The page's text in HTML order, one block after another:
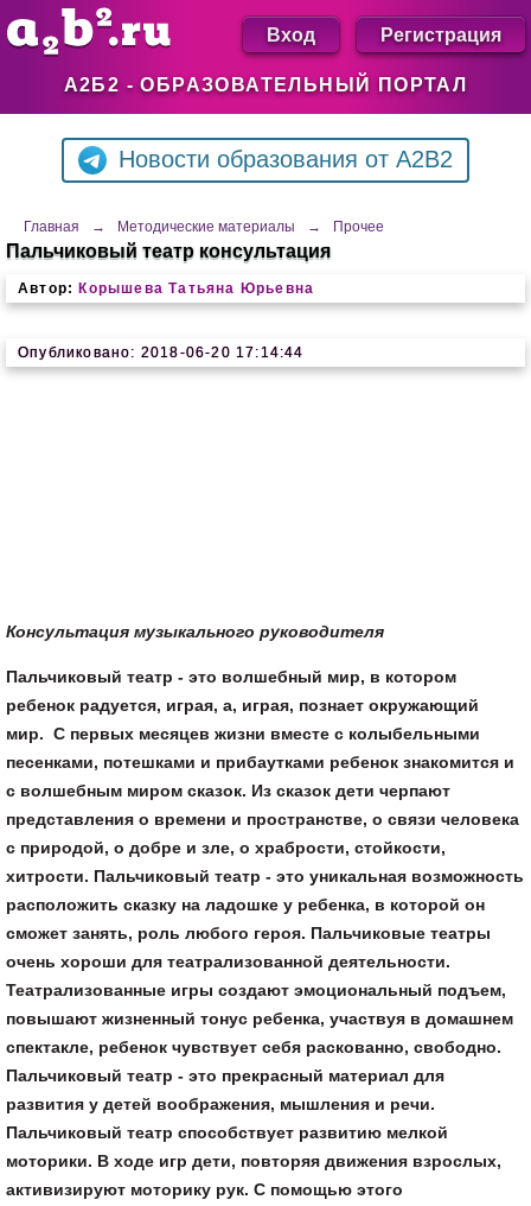
А2Б2 - ОБРАЗОВАТЕЛЬНЫЙ ПОРТАЛ
Вход Регистрация
Новости образования от A2B2
Главная → Методические материалы → Прочее
Пальчиковый театр консультация
Автор: Корышева Татьяна Юрьевна
Опубликовано: 2018-06-20 17:14:44
Консультация музыкального руководителя
Пальчиковый театр - это волшебный мир, в котором
ребенок радуется, играя, а, играя, познает окружающий
мир. С первых месяцев жизни вместе с колыбельными
песенками, потешками и прибаутками ребенок знакомится и
с волшебным миром сказок. Из сказок дети черпают
представления о времени и пространстве, о связи человека
с природой, о добре и зле, о храбрости, стойкости,
хитрости. Пальчиковый театр - это уникальная возможность
расположить сказку на ладошке у ребенка, в которой он
сможет занять, роль любого героя. Пальчиковые театры
очень хороши для театрализованной деятельности.
Театрализованные игры создают эмоциональный подъем,
повышают жизненный тонус ребенка, участвуя в домашнем
спектакле, ребенок чувствует себя раскованно, свободно.
Пальчиковый театр - это прекрасный материал для
развития у детей воображения, мышления и речи.
Пальчиковый театр способствует развитию мелкой
моторики. В ходе игр дети, повторяя движения взрослых,
активизируют моторику рук. С помощью этого